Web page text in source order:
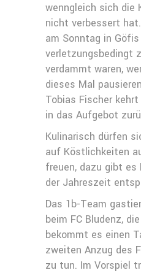
wenngleich sich die
nicht verbessert
am Sonntag in Göfis
verletzungsbedingt
verdammt waren,
dieses Mal
Tobias Fischer
in das Aufgebot
Kulinarisch dürfen
auf Köstlichkeiten
freuen, dazu gibt
der Jahreszeit
Das 1b-Team
beim FC Bludenz,
bekommt es einen
zweiten Anzug des
zu tun. Im Vorspiel